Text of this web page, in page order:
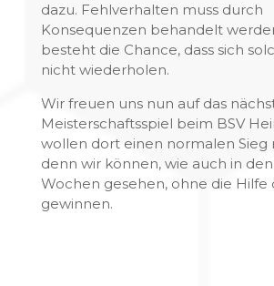
dazu. Fehlverhalten muss durch
Konsequenzen behandelt
besteht die Chance, dass sich
nicht wiederholen.
Wir freuen uns nun auf das
Meisterschaftsspiel beim BSV
wollen dort einen normalen Sieg
denn wir können, wie auch in
Wochen gesehen, ohne die Hilfe
gewinnen.